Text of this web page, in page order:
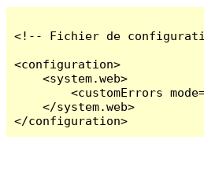
<!-- Fichier de
<configuration>
    <system.web>
<customErrors
    </system.web>
</configuration>